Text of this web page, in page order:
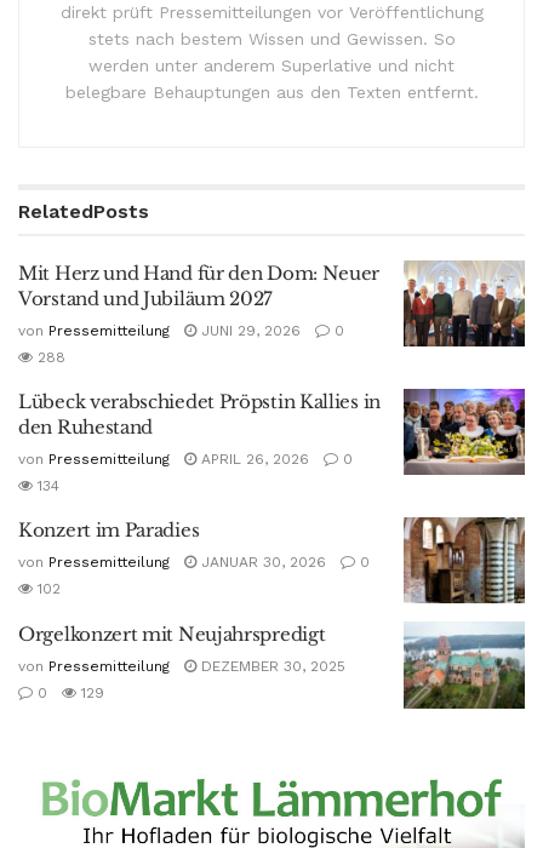
direkt prüft Pressemitteilungen vor Veröffentlichung
stets nach bestem Wissen und Gewissen. So
werden unter anderem Superlative und nicht
belegbare Behauptungen aus den Texten entfernt.
RelatedPosts
Mit Herz und Hand für den Dom: Neuer
Vorstand und Jubiläum 2027
von Pressemitteilung JUNI 29, 2026
0
288
Lübeck verabschiedet Pröpstin Kallies in
den Ruhestand
von Pressemitteilung APRIL 26, 2026
0
134
Konzert im Paradies
von Pressemitteilung JANUAR 30, 2026
0
102
Orgelkonzert mit Neujahrspredigt
von Pressemitteilung
DEZEMBER 30, 2025
0
129